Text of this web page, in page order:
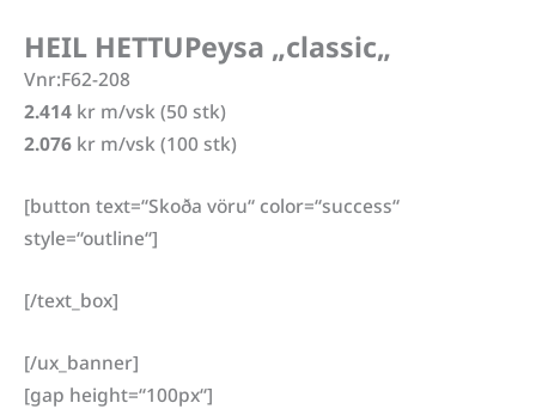
HEIL HETTUPeysa „classic„
Vnr:F62-208
2.414 kr m/vsk (50 stk)
2.076 kr m/vsk (100 stk)
[button text=“Skoða vöru“ color=“success“
style=“outline“]
[/text_box]
[/ux_banner]
[gap height=“100px“]